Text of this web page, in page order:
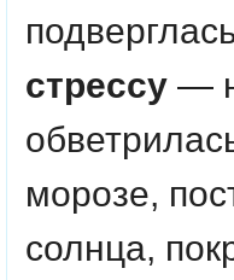
стрессу —
морозе,
солнца,